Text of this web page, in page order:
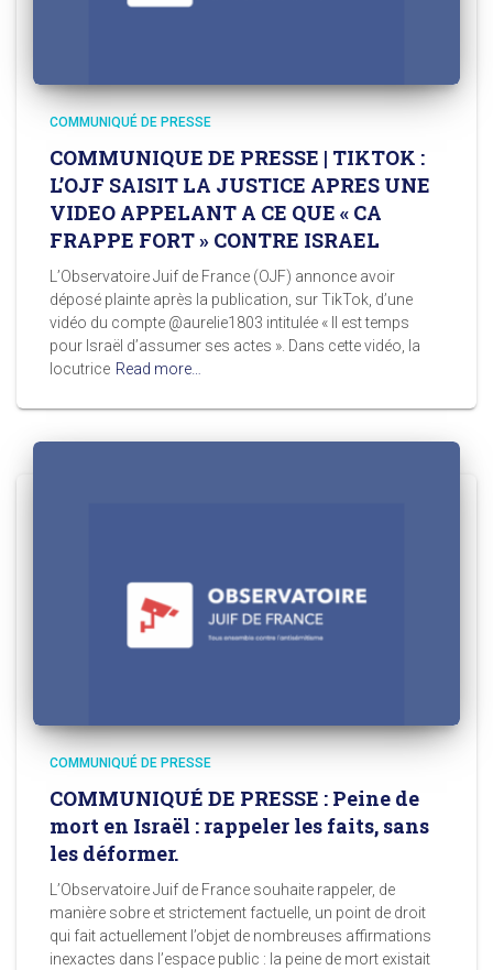
COMMUNIQUÉ DE PRESSE
COMMUNIQUE DE PRESSE | TIKTOK :
L’OJF SAISIT LA JUSTICE APRES UNE
VIDEO APPELANT A CE QUE « CA
FRAPPE FORT » CONTRE ISRAEL
L’Observatoire Juif de France (OJF) annonce avoir
déposé plainte après la publication, sur TikTok, d’une
vidéo du compte @aurelie1803 intitulée « Il est temps
pour Israël d’assumer ses actes ». Dans cette vidéo, la
locutrice Read more…
COMMUNIQUÉ DE PRESSE
COMMUNIQUÉ DE PRESSE : Peine de
mort en Israël : rappeler les faits, sans
les déformer.
L’Observatoire Juif de France souhaite rappeler, de
manière sobre et strictement factuelle, un point de droit
qui fait actuellement l’objet de nombreuses affirmations
inexactes dans l’espace public : la peine de mort existait